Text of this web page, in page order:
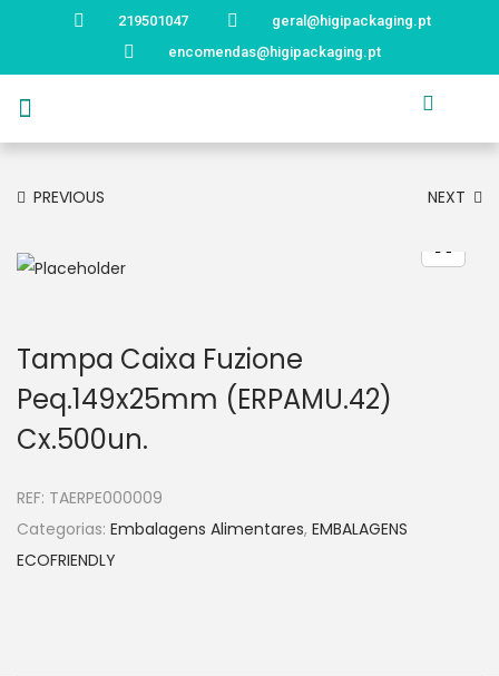
219501047
geral@higipackaging.pt
encomendas@higipackaging.pt
PREVIOUS NEXT
Tampa Caixa Fuzione
Peq.149x25mm (ERPAMU.42)
Cx.500un.
REF: TAERPE000009
Categorias: Embalagens Alimentares, EMBALAGENS
ECOFRIENDLY